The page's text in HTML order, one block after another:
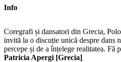
Info
Coregrafi și dansatori din Grecia,
invită la o discuție unică despre dans
percepe și de a înțelege realitatea. Fă
Patricia Apergi [Grecia]